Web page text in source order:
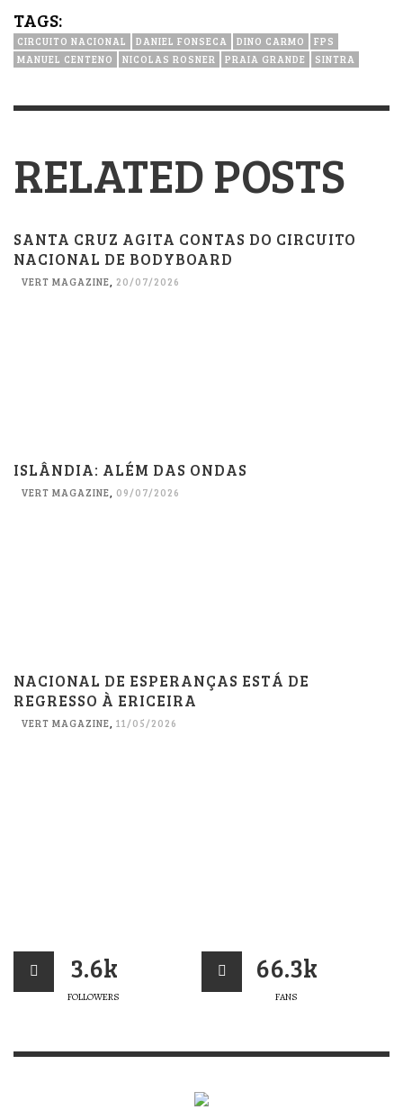
TAGS:
CIRCUITO NACIONAL DANIEL FONSECA DINO CARMO
FPS
MANUEL CENTENO
NICOLAS ROSNER PRAIA GRANDE SINTRA
RELATED POSTS
SANTA CRUZ AGITA CONTAS DO CIRCUITO
NACIONAL DE BODYBOARD
VERT MAGAZINE 20/07/2026
ISLÂNDIA: ALÉM DAS ONDAS
VERT MAGAZINE, 09/07/2026
NACIONAL DE ESPERANÇAS ESTÁ DE
REGRESSO À ERICEIRA
VERT MAGAZINE, 11/05/2026
3.6k
FOLLOWERS
66.3k
FANS